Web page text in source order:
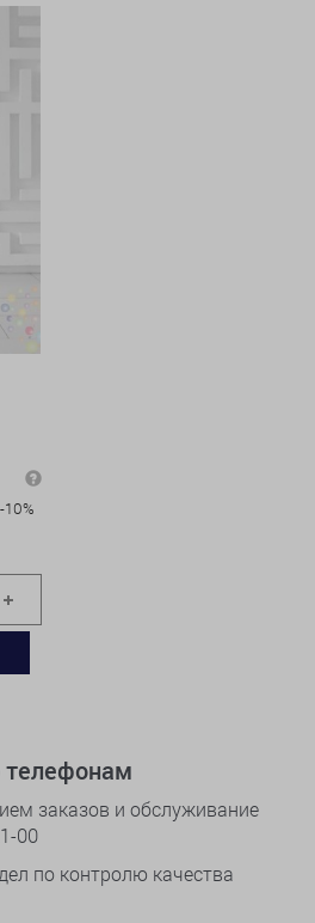
телефонам
заказов и обслуживание
00
по контролю качества